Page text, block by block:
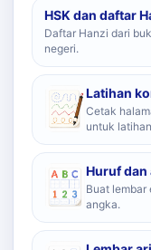
HSK dan daftar
Daftar Hanzi dari
negeri.
Latihan
Cetak
untuk
Huruf dan
Buat lembar
angka.